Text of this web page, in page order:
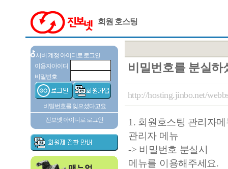
회원 호스팅
서버 계정 아이디로 로그인
이용자아이디
비밀번호
비밀번호를 잊으셨다고요
진보넷 아이디로 로그인
비밀번호를 분실하
http://hosting.jinbo.net/
1. 회원호스팅 관리자
관리자 메뉴
-> 비밀번호 분실시
메뉴를 이용해주세요.